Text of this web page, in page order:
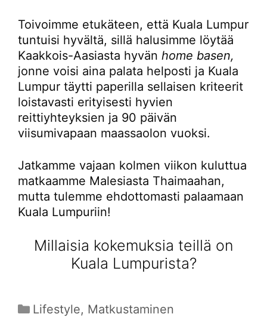
Toivoimme etukäteen, että Kuala Lumpur
tuntuisi hyvältä, sillä halusimme löytää
Kaakkois-Aasiasta hyvän home basen,
jonne voisi aina palata helposti ja Kuala
Lumpur täytti paperilla sellaisen kriteerit
loistavasti erityisesti hyvien
reittiyhteyksien ja 90 päivän
viisumivapaan maassaolon vuoksi.
Jatkamme vajaan kolmen viikon kuluttua
matkaamme Malesiasta Thaimaahan,
mutta tulemme ehdottomasti palaamaan
Kuala Lumpuriin!
Millaisia kokemuksia teillä on
Kuala Lumpurista?
Kategoriat
Lifestyle, Matkustaminen